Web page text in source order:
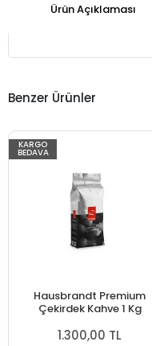
Ürün Açıklaması
Benzer Ürünler
KARGO
BEDAVA
Hausbrandt Premium
Çekirdek Kahve 1 Kg
1.300,00 TL